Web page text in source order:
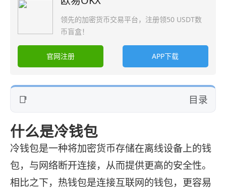
领先的加密货币交易平台，注册领50 USDT数
币盲盒！
官网注册 APP下载
目录
什么是冷钱包
冷钱包是一种将加密货币存储在离线设备上的钱
包，与网络断开连接，从而提供更高的安全性。
相比之下，热钱包是连接互联网的钱包，更容易